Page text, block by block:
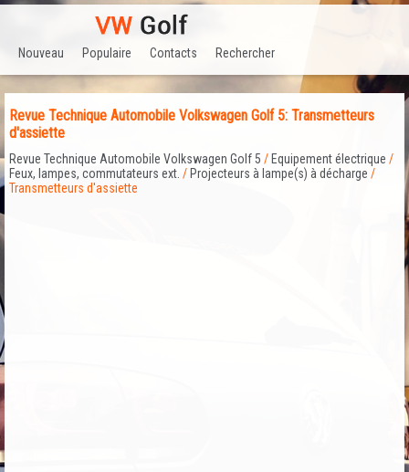
Nouveau Populaire Contacts Rechercher
Revue Technique Automobile Volkswagen Golf 5: Transmetteurs
d'assiette
Revue Technique Automobile Volkswagen Golf 5 / Equipement électrique /
Feux, lampes, commutateurs ext. / Projecteurs à lampe(s) à décharge /
Transmetteurs d'assiette